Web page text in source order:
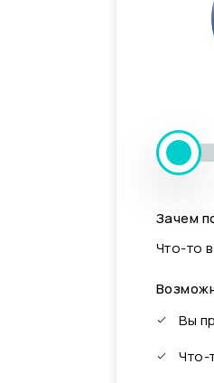
Зачем
Что-то
Вы
Что-